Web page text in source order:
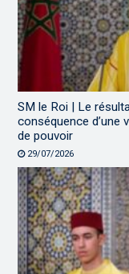
SM le Roi | Le
conséquence d’une
de pouvoir
29/07/2026